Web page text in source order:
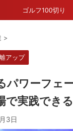
ゴルフ100切り
>
アップ
パワーフェ
で実践でき
3日